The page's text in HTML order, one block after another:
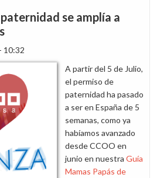
se amplía a
10:32
A partir del 5 de Julio,
el permiso de
paternidad ha pasado
a ser en España de 5
semanas, como ya
habíamos avanzado
desde CCOO en
junio en nuestra Guía
Mamas Papás de